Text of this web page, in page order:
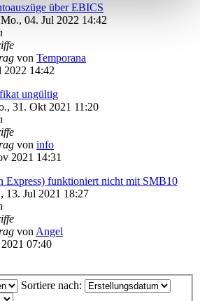
über EBICS
Mo., 04. Jul 2022 14:42
von Temporana
2022 14:42
ungültig
31. Okt 2021 11:20
von info
2021 14:31
Express) funktioniert nicht mit SMB10
13. Jul 2021 18:27
von Angel
07:40
Sortiere nach: